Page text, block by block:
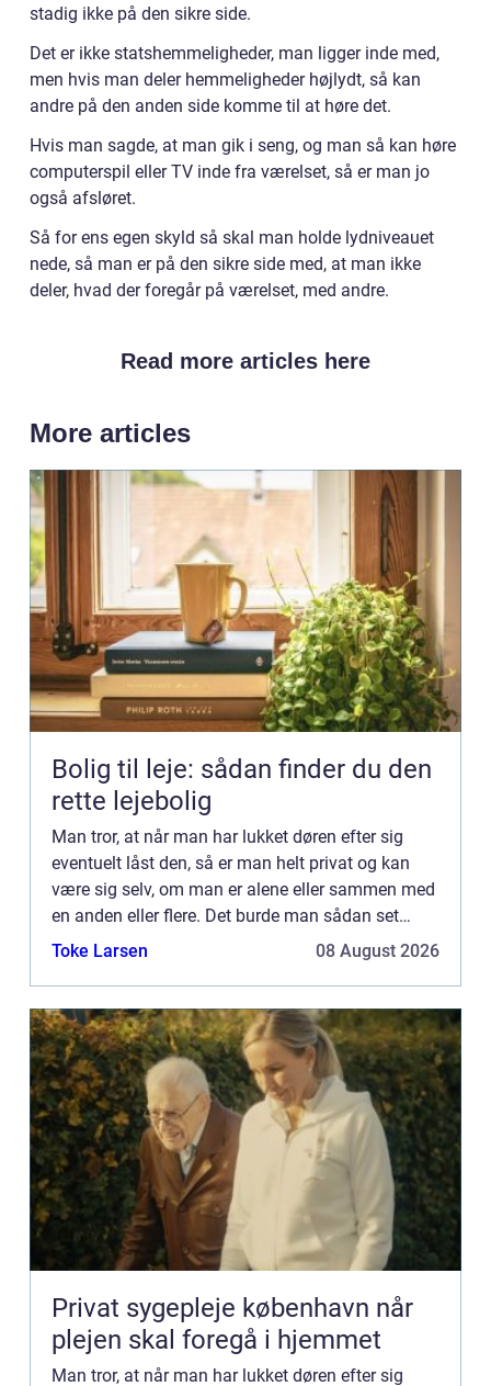
stadig ikke på den sikre side.
Det er ikke statshemmeligheder, man ligger inde med,
men hvis man deler hemmeligheder højlydt, så kan
andre på den anden side komme til at høre det.
Hvis man sagde, at man gik i seng, og man så kan høre
computerspil eller TV inde fra værelset, så er man jo
også afsløret.
Så for ens egen skyld så skal man holde lydniveauet
nede, så man er på den sikre side med, at man ikke
deler, hvad der foregår på værelset, med andre.
Read more articles here
More articles
Bolig til leje: sådan finder du den
rette lejebolig
Man tror, at når man har lukket døren efter sig
eventuelt låst den, så er man helt privat og kan
være sig selv, om man er alene eller sammen med
en anden eller flere. Det burde man sådan set
også være, for det er jo almindelig kutyme, at når
Toke Larsen 08 August 2026
Privat sygepleje københavn når
plejen skal foregå i hjemmet
Man tror, at når man har lukket døren efter sig